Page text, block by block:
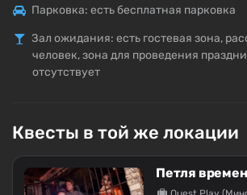
Парковка: есть бесплатная парковка
Зал ожидания: есть гостевая зона,
человек, зона для проведения
отсутствует
Квесты в той же локации
Петля